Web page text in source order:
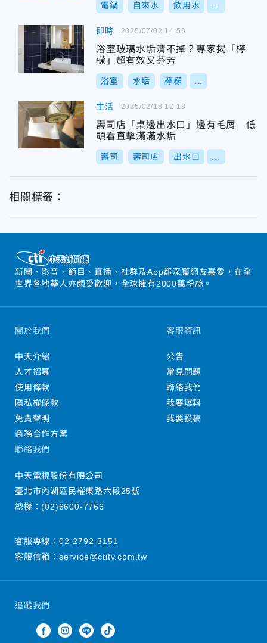
電鍋 自來水 飲用水
即時
浴室玻璃水垢清不掉？專家揭「檸
檬」超有效又芬芳
浴室 水垢 檸檬
2025/07/02 14:56
生活
壽司店「桌邊出水口」邊有毛屑 低
頭看直擊滿滿水垢
壽司 壽司店 出水口
2025/02/18 12:18
相關標籤：
新聞、影音、節目、直播、社群及App都深獲網友喜愛，在全
世界各地華人亦頗受歡迎，全球擁有2000萬粉絲。
追蹤我們
關於我們
中天介紹
人才招募
使用條款
隱私權條款
免責聲明
商務合作方案
客服資訊
公告
常見問題
聯絡我們
我要爆料
我要投稿
聯絡我們
中天電視股份有限公司
臺北市內湖區民權東路六段25號
總機：(02)6600-7766
客服專線： 02-2792-3151
客服信箱： service@ctitv.com.tw